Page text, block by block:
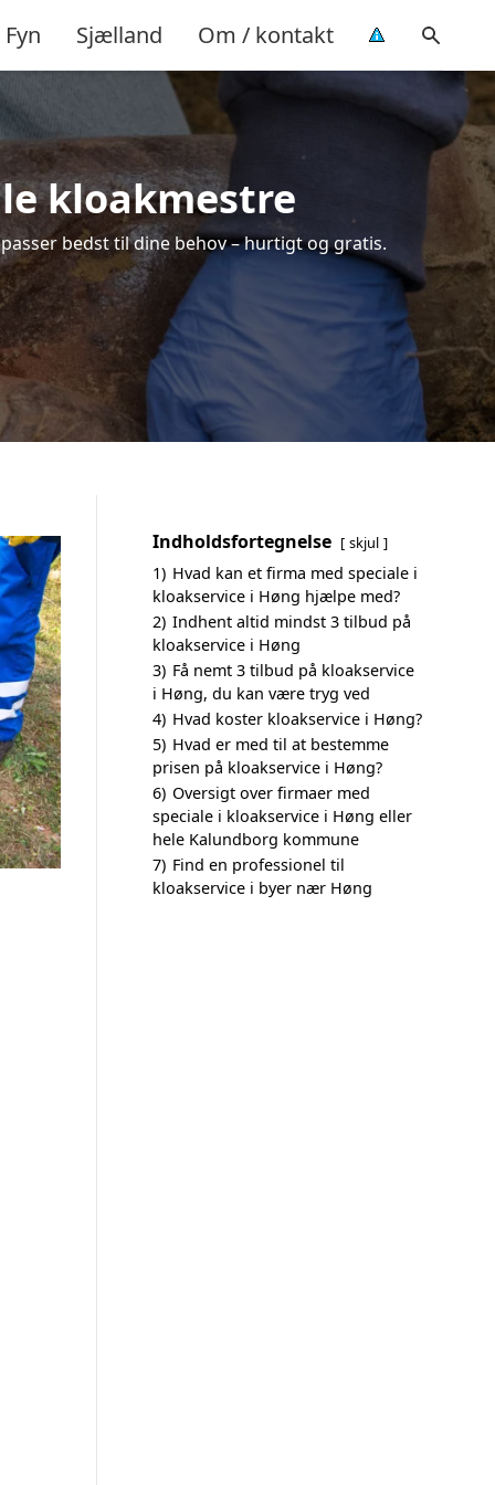
Fyn Sjælland Om / kontakt
kloakmestre
bedst til dine behov – hurtigt og gratis.
Indholdsfortegnelse skjul
1) Hvad kan et firma med speciale i
kloakservice i Høng hjælpe med?
2) Indhent altid mindst 3 tilbud på
kloakservice i Høng
3) Få nemt 3 tilbud på kloakservice
i Høng, du kan være tryg ved
4) Hvad koster kloakservice i Høng?
5) Hvad er med til at bestemme
prisen på kloakservice i Høng?
6) Oversigt over firmaer med
speciale i kloakservice i Høng eller
hele Kalundborg kommune
7) Find en professionel til
kloakservice i byer nær Høng